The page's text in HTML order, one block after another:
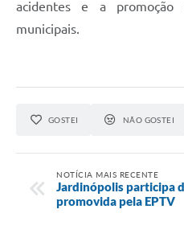
acidentes e a promoção
municipais.
GOSTEI NÃO GOSTEI
NOTÍCIA MAIS RECENTE
Jardinópolis participa
promovida pela EPTV